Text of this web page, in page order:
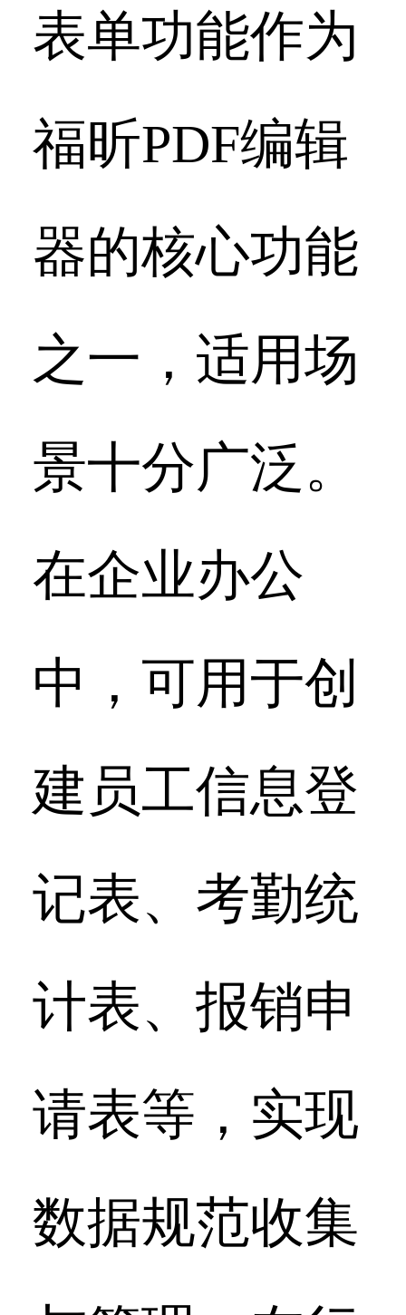
表单功能作为
福昕PDF编辑
器的核心功能
之一，适用场
景十分广泛。
在企业办公
中，可用于创
建员工信息登
记表、考勤统
计表、报销申
请表等，实现
数据规范收集